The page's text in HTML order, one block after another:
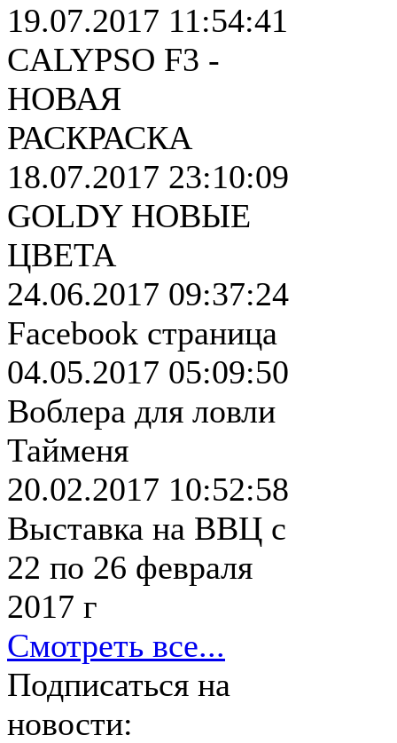
19.07.2017 11:54:41
CALYPSO F3 -
НОВАЯ
РАСКРАСКА
18.07.2017 23:10:09
GOLDY НОВЫЕ
ЦВЕТА
24.06.2017 09:37:24
Facebook страница
04.05.2017 05:09:50
Воблера для ловли
Тайменя
20.02.2017 10:52:58
Выставка на ВВЦ с
22 по 26 февраля
2017 г
Смотреть все...
Подписаться на
новости: